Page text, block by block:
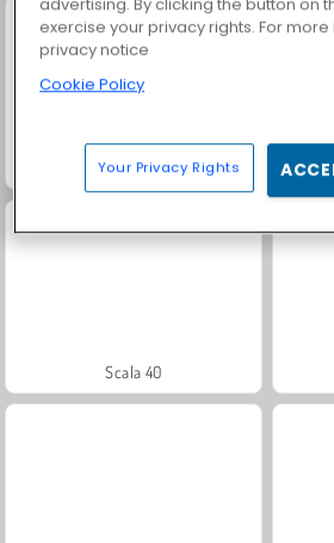
Grand Mahjong Connect
Scala 40
exercise your privacy rights. For
privacy notice
Cookie Policy
Your Privacy Rights